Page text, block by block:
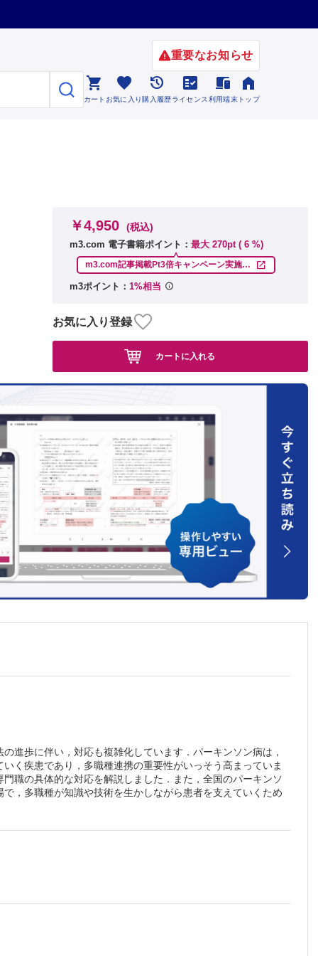
重要なお知らせ

カート

お気に入り

購入履歴

ライセンス

利用端末

トップ
を
聴覚
た事
￥4,950 (税込)
m3.com 電子書籍ポイント： 最大 270pt ( 6 %)
m3.com記事掲載Pt3倍キャンペーン実施中！ (8/31まで)

m3ポイント： 1%相当
お気に入り登録
カートに入れる
進歩に伴い，対応も複雑化しています．パーキンソン病は，
く疾患であり，多職種連携の重要性がいっそう高まっていま
職の具体的な対応を解説しました．また，全国のパーキンソ
，多職種が知識や技術を生かしながら患者を支えていくため